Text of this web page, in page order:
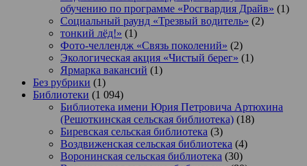
обучению по программе «Росгвардия Драйв» (1)
Социальный раунд «Трезвый водитель» (2)
тонкий лёд!» (1)
Фото-челлендж «Связь поколений» (2)
Экологическая акция «Чистый берег» (1)
Ярмарка вакансий (1)
Без рубрики (1)
Библиотеки (1 094)
Библиотека имени Юрия Петровича Артюхина
(Решоткинская сельская библиотека) (18)
Биревская сельская библиотека (3)
Воздвиженская сельская библиотека (4)
Воронинская сельская библиотека (30)